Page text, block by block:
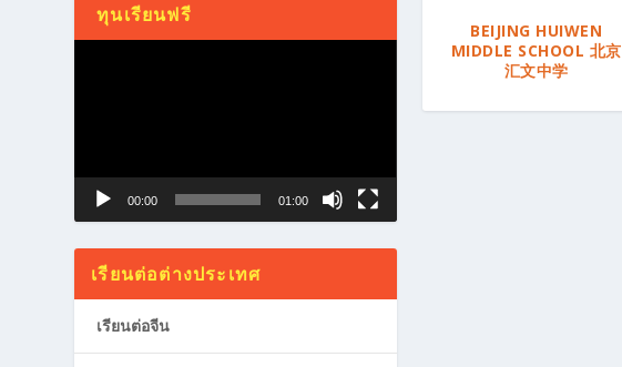
t
BEIJING HUIWEN
MIDDLE SCHOOL 北京
汇文中学
ทุนเรียนฟรี
00:00 01:00
เรียนต่อต่างประเทศ
เรียนต่อจีน